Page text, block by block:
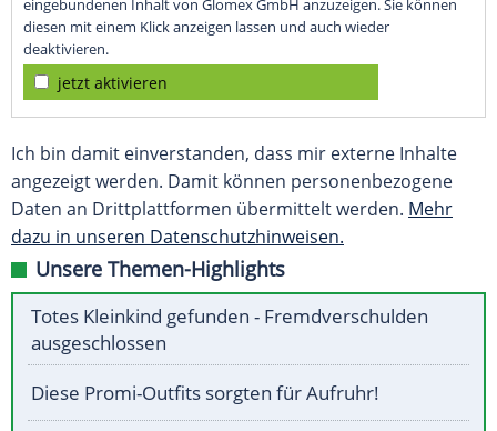
eingebundenen Inhalt von Glomex GmbH anzuzeigen. Sie können
diesen mit einem Klick anzeigen lassen und auch wieder
deaktivieren.
jetzt aktivieren
Ich bin damit einverstanden, dass mir externe Inhalte
angezeigt werden. Damit können personenbezogene
Daten an Drittplattformen übermittelt werden. Mehr
dazu in unseren Datenschutzhinweisen.
Unsere Themen-Highlights
Totes Kleinkind gefunden - Fremdverschulden
ausgeschlossen
Diese Promi-Outfits sorgten für Aufruhr!